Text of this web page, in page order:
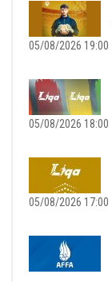
05/08/2026 19:00
05/08/2026 18:00
05/08/2026 17:00